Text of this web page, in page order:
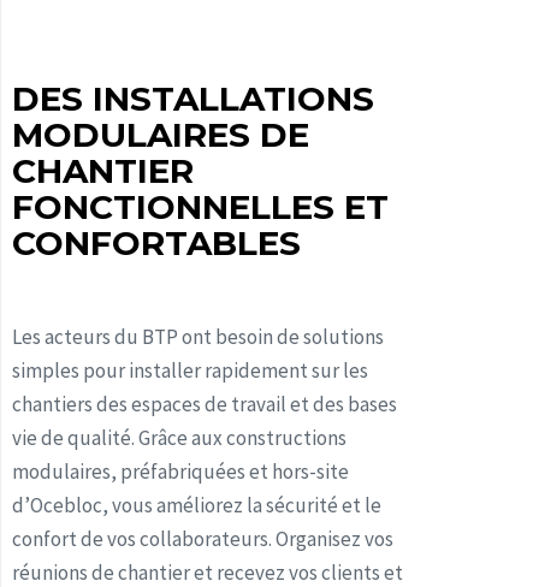
DES INSTALLATIONS
MODULAIRES DE
CHANTIER
FONCTIONNELLES ET
CONFORTABLES
Les acteurs du BTP ont besoin de solutions
simples pour installer rapidement sur les
chantiers des espaces de travail et des bases
vie de qualité. Grâce aux constructions
modulaires, préfabriquées et hors-site
d’Ocebloc, vous améliorez la sécurité et le
confort de vos collaborateurs. Organisez vos
réunions de chantier et recevez vos clients et